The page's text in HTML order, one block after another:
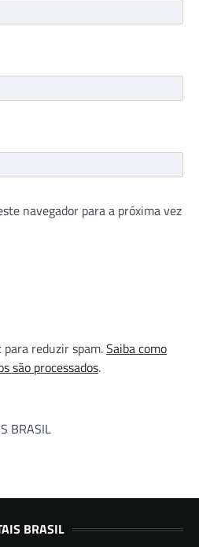
navegador para a próxima vez
reduzir spam.Saiba como
são processados.
BRASIL
BRASIL